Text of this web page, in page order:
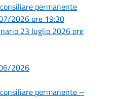
permanente
2026 ore 19:30
23 luglio 2026 ore
2026
permanente –